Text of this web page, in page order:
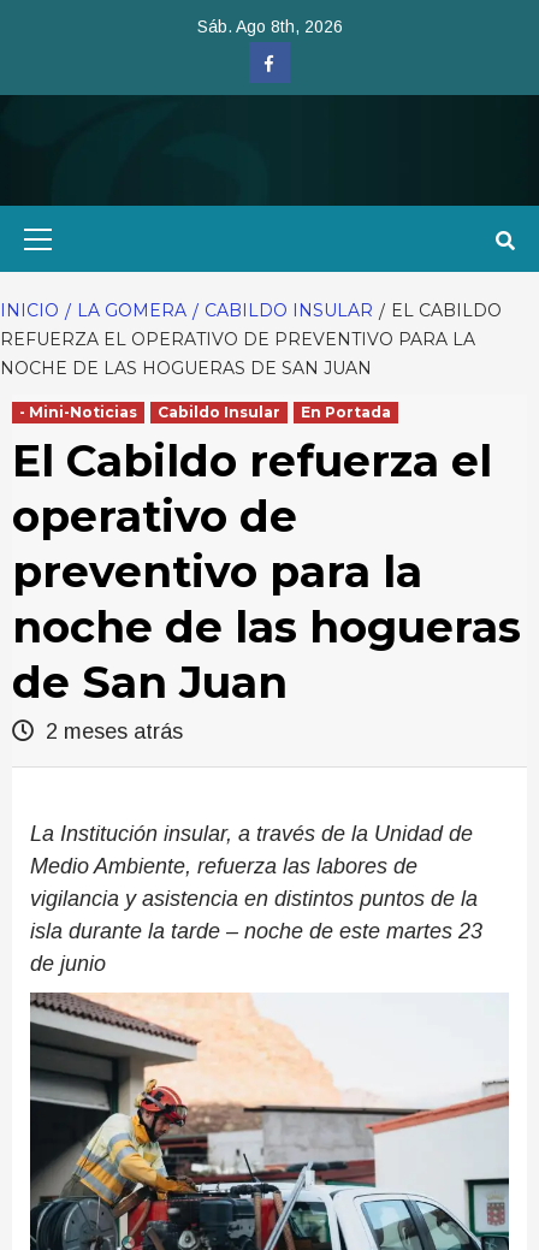
Sáb. Ago 8th, 2026
Facebook
INICIO LA GOMERA CABILDO INSULAR
EL CABILDO
REFUERZA EL OPERATIVO DE PREVENTIVO PARA LA
NOCHE DE LAS HOGUERAS DE SAN JUAN
- Mini-Noticias Cabildo Insular En Portada
El Cabildo refuerza el
operativo de
preventivo para la
noche de las hogueras
de San Juan
2 meses atrás
La Institución insular, a través de la Unidad de
Medio Ambiente, refuerza las labores de
vigilancia y asistencia en distintos puntos de la
isla durante la tarde – noche de este martes 23
de junio